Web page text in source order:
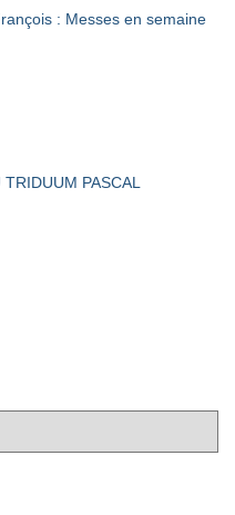
: Messes en semaine
PASCAL